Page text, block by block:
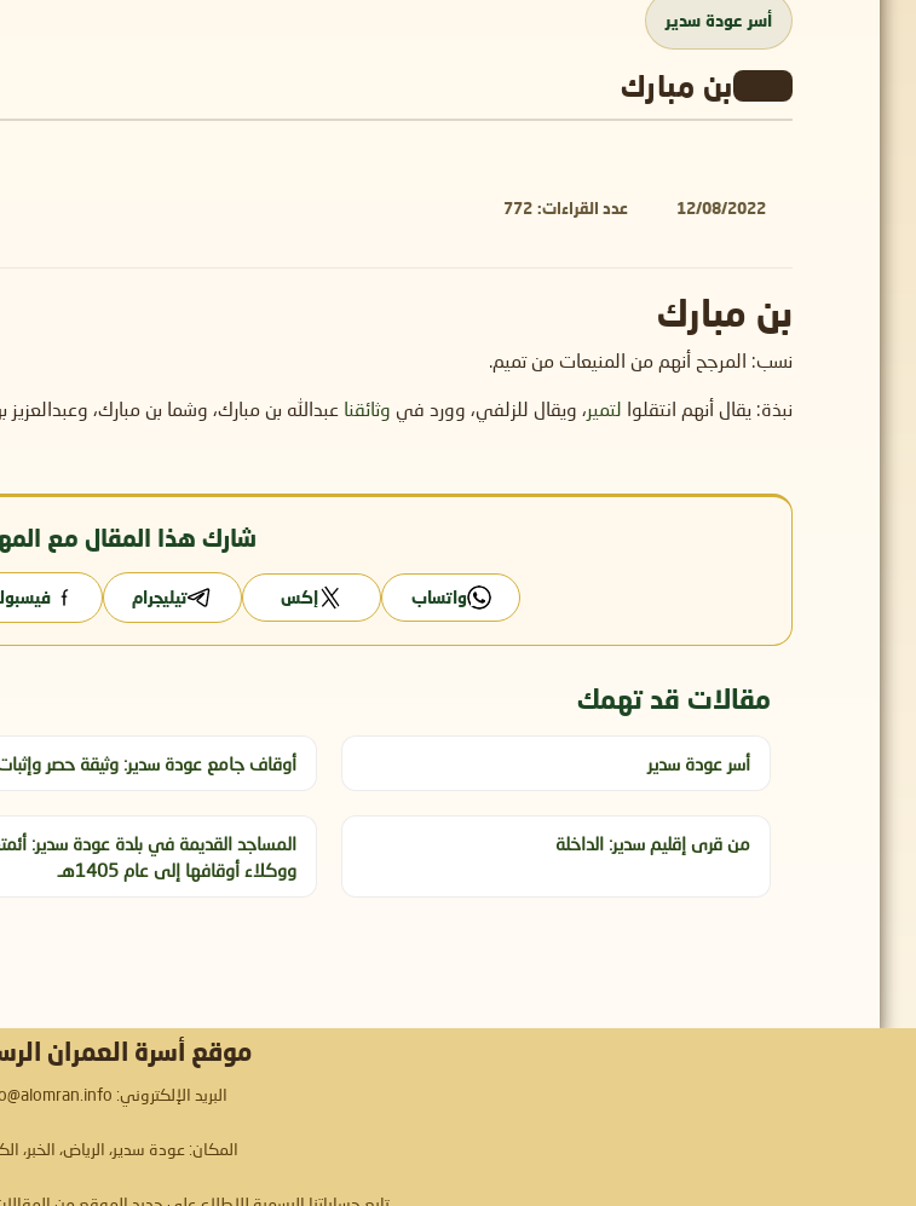
أسر عودة سدير
بن مبارك
12/08/2022 عدد القراءات: 772
بن مبارك
نسب: المرجح أنهم من المنيعات من تميم.
نبذة: يقال أنهم انتقلوا لتمير، ويقال للزلفي، وورد في وثائقنا عبدالله بن مبارك، وشما بن مبارك،
شارك هذا المقال مع
واتساب إكس تيليجرام
مقالات قد تهمك
أسر عودة سدير أوقاف جامع عودة سدير: وثيقة حصر
من قرى إقليم سدير: الداخلة
المساجد القديمة في بلدة عودة سدير:
ووكلاء أوقافها إلى عام 1405هـ
موقع أسرة العمران
البريد الإلكتروني: info@alomran.info
المكان: عودة سدير، الرياض، الخبر،